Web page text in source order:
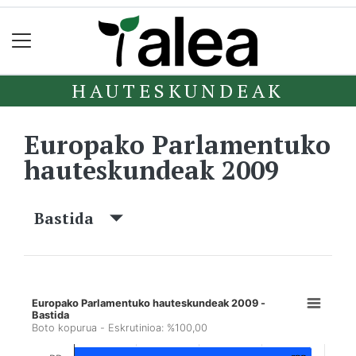
HAUTESKUNDEAK
Europako Parlamentuko
hauteskundeak 2009
Bastida
Europako Parlamentuko hauteskundeak 2009 -
Bastida
Boto kopurua - Eskrutinioa: %100,00